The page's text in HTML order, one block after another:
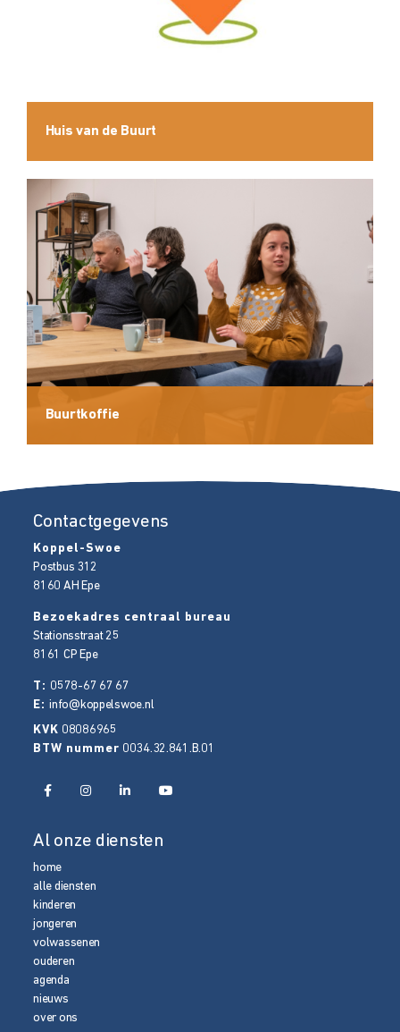
Huis van de Buurt
Buurtkoffie
Contactgegevens
Koppel-Swoe
Postbus 312
8160 AH Epe
Bezoekadres centraal bureau
Stationsstraat 25
8161 CP Epe
T: 0578-67 67 67
E:info@koppelswoe.nl
KVK 08086965
BTW nummer 0034.32.841.B.01
Al onze diensten
home
alle diensten
kinderen
jongeren
volwassenen
ouderen
agenda
nieuws
over ons